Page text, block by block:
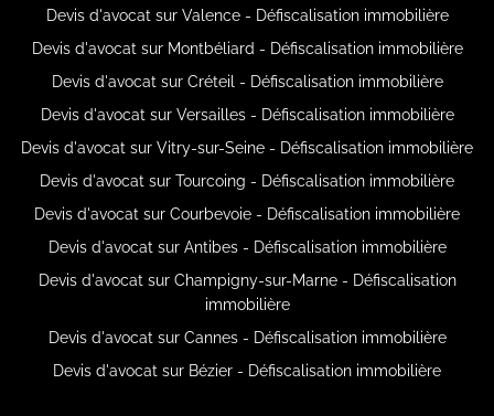
Devis d'avocat sur Valence - Défiscalisation immobilière
Devis d'avocat sur Montbéliard - Défiscalisation immobilière
Devis d'avocat sur Créteil - Défiscalisation immobilière
Devis d'avocat sur Versailles - Défiscalisation immobilière
Devis d'avocat sur Vitry-sur-Seine - Défiscalisation immobilière
Devis d'avocat sur Tourcoing - Défiscalisation immobilière
Devis d'avocat sur Courbevoie - Défiscalisation immobilière
Devis d'avocat sur Antibes - Défiscalisation immobilière
Devis d'avocat sur Champigny-sur-Marne - Défiscalisation
immobilière
Devis d'avocat sur Cannes - Défiscalisation immobilière
Devis d'avocat sur Bézier - Défiscalisation immobilière